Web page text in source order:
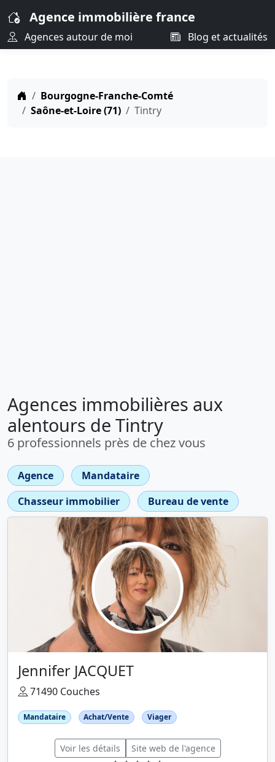
Agence immobilière france
Agences autour de moi Blog et actualités
Bourgogne-Franche-Comté
Saône-et-Loire (71)
Tintry
Agences immobilières aux
alentours de Tintry
6 professionnels près de chez vous
Agence
Mandataire
Chasseur immobilier
Bureau de vente
Jennifer JACQUET
71490 Couches
Mandataire Achat/Vente Viager
Voir les détails Site web de l'agence